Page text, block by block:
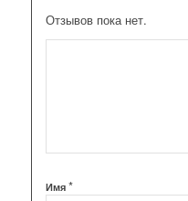
Отзывов пока нет.
Имя *